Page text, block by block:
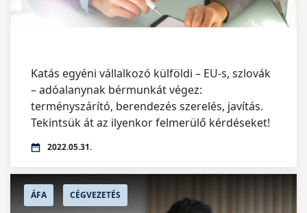
Katás egyéni vállalkozó külföldi – EU-s, szlovák
– adóalanynak bérmunkát végez:
terményszárító, berendezés szerelés, javítás.
Tekintsük át az ilyenkor felmerülő kérdéseket!
2022.05.31.
ÁFA CÉGVEZETÉS